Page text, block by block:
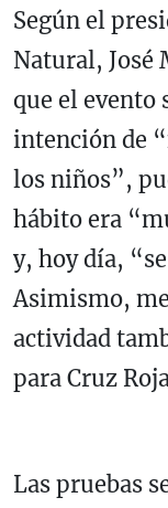
Según el
Natural, José
que el evento
intención de
los niños”,
hábito era
y, hoy día,
Asimismo,
actividad
para Cruz
Las pruebas